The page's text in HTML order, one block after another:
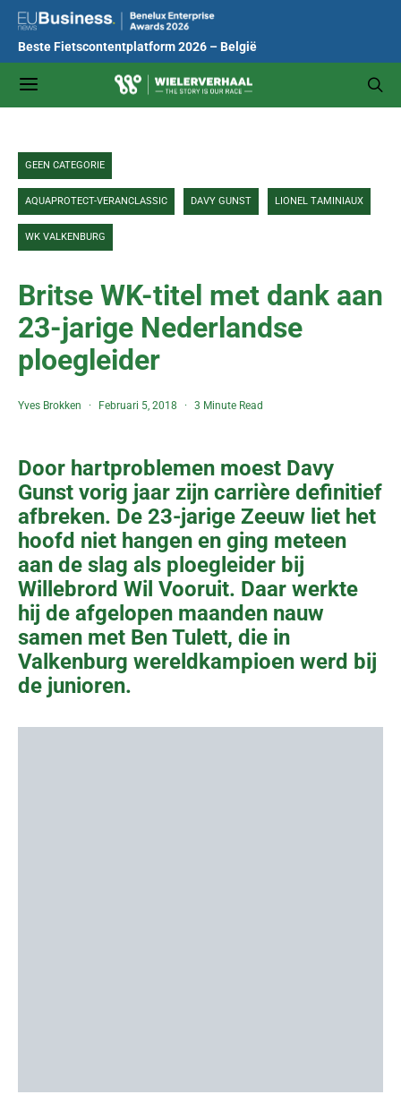
Beste Fietscontentplatform 2026 – België
GEEN CATEGORIE
AQUAPROTECT-VERANCLASSIC DAVY GUNST LIONEL TAMINIAUX
WK VALKENBURG
Britse WK-titel met dank aan
23-jarige Nederlandse
ploegleider
Yves Brokken Februari 5, 2018 3 Minute Read
Door hartproblemen moest Davy
Gunst vorig jaar zijn carrière definitief
afbreken. De 23-jarige Zeeuw liet het
hoofd niet hangen en ging meteen
aan de slag als ploegleider bij
Willebrord Wil Vooruit. Daar werkte
hij de afgelopen maanden nauw
samen met Ben Tulett, die in
Valkenburg wereldkampioen werd bij
de junioren.